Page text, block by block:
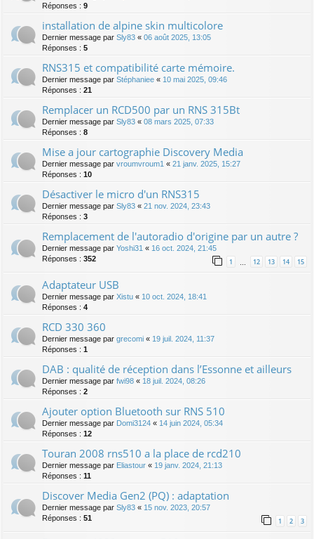
Réponses : 9
installation de alpine skin multicolore
Dernier message par Sly83 « 06 août 2025, 13:05
Réponses : 5
RNS315 et compatibilité carte mémoire.
Dernier message par Stéphaniee « 10 mai 2025, 09:46
Réponses : 21
Remplacer un RCD500 par un RNS 315Bt
Dernier message par Sly83 « 08 mars 2025, 07:33
Réponses : 8
Mise a jour cartographie Discovery Media
Dernier message par vroumvroum1 « 21 janv. 2025, 15:27
Réponses : 10
Désactiver le micro d'un RNS315
Dernier message par Sly83 « 21 nov. 2024, 23:43
Réponses : 3
Remplacement de l'autoradio d'origine par un autre ?
Dernier message par Yoshi31 « 16 oct. 2024, 21:45
Réponses : 352 1 12 13 14 15
Adaptateur USB
Dernier message par Xistu « 10 oct. 2024, 18:41
Réponses : 4
RCD 330 360
Dernier message par grecomi « 19 juil. 2024, 11:37
Réponses : 1
DAB : qualité de réception dans l’Essonne et ailleurs
Dernier message par fwi98 « 18 juil. 2024, 08:26
Réponses : 2
Ajouter option Bluetooth sur RNS 510
Dernier message par Domi3124 « 14 juin 2024, 05:34
Réponses : 12
Touran 2008 rns510 a la place de rcd210
Dernier message par Eliastour « 19 janv. 2024, 21:13
Réponses : 11
Discover Media Gen2 (PQ) : adaptation
Dernier message par Sly83 « 15 nov. 2023, 20:57
Réponses : 51 1 2 3